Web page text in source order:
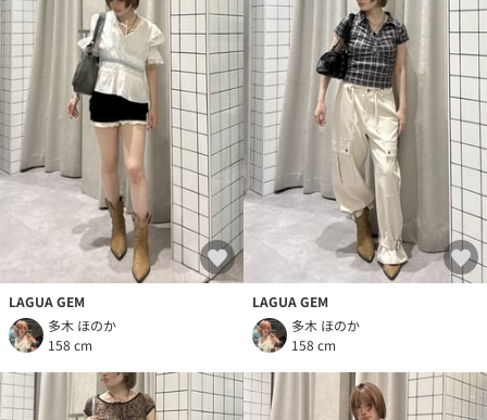
LAGUA GEM
多木 ほのか
158 cm
LAGUA GEM
多木 ほのか
158 cm